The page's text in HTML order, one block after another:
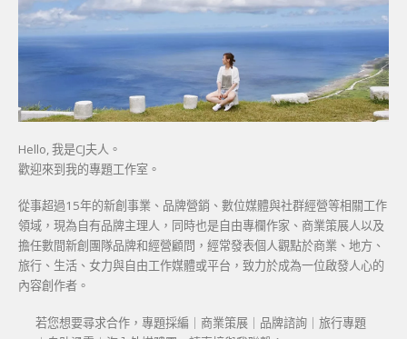
Hello, 我是CJ夫人。
歡迎來到我的專題工作室。
從事超過15年的新創事業、品牌營銷、數位媒體與社群經營等相關工作
領域，現為自有品牌主理人，同時也是自由專欄作家、商業策展人以及
擔任數間新創團隊品牌和經營顧問，經常發表個人觀點於商業、地方、
旅行、生活、女力與自由工作媒體或平台，致力於成為一位啟發人心的
內容創作者。
若您想要尋求合作，專題採編｜商業策展｜品牌諮詢｜旅行專題